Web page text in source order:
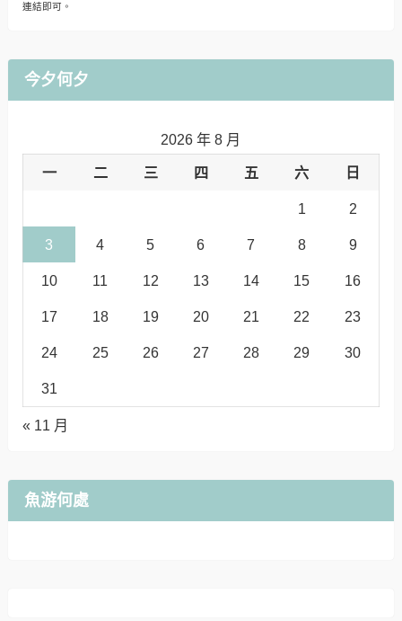
連結即可。
今夕何夕
2026 年 8 月
一 二 三 四 五 六 日
1 2
3 4 5 6 7 8 9
10 11 12 13 14 15 16
17 18 19 20 21 22 23
24 25 26 27 28 29 30
31
« 11 月
魚游何處